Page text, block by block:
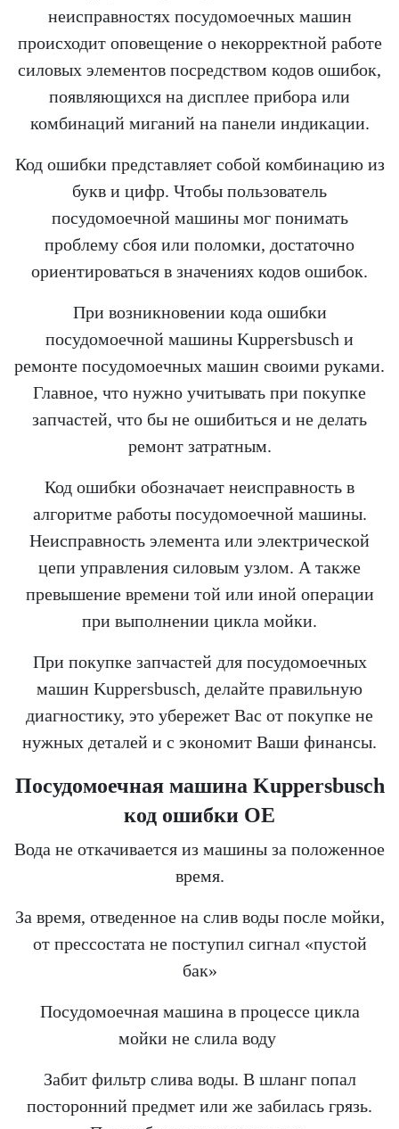
неисправностях посудомоечных машин
происходит оповещение о некорректной работе
силовых элементов посредством кодов ошибок,
появляющихся на дисплее прибора или
комбинаций миганий на панели индикации.
Код ошибки представляет собой комбинацию из
букв и цифр. Чтобы пользователь
посудомоечной машины мог понимать
проблему сбоя или поломки, достаточно
ориентироваться в значениях кодов ошибок.
При возникновении кода ошибки
посудомоечной машины Kuppersbusch и
ремонте посудомоечных машин своими руками.
Главное, что нужно учитывать при покупке
запчастей, что бы не ошибиться и не делать
ремонт затратным.
Код ошибки обозначает неисправность в
алгоритме работы посудомоечной машины.
Неисправность элемента или электрической
цепи управления силовым узлом. А также
превышение времени той или иной операции
при выполнении цикла мойки.
При покупке запчастей для посудомоечных
машин Kuppersbusch, делайте правильную
диагностику, это убережет Вас от покупке не
нужных деталей и с экономит Ваши финансы.
Посудомоечная машина Kuppersbusch
код ошибки OE
Вода не откачивается из машины за положенное
время.
За время, отведенное на слив воды после мойки,
от прессостата не поступил сигнал «пустой
бак»
Посудомоечная машина в процессе цикла
мойки не слила воду
Забит фильтр слива воды. В шланг попал
посторонний предмет или же забилась грязь.